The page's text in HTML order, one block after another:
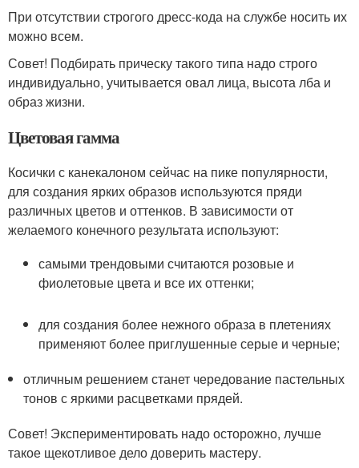
При отсутствии строгого дресс-кода на службе носить их
можно всем.
Совет! Подбирать прическу такого типа надо строго
индивидуально, учитывается овал лица, высота лба и
образ жизни.
Цветовая гамма
Косички с канекалоном сейчас на пике популярности,
для создания ярких образов используются пряди
различных цветов и оттенков. В зависимости от
желаемого конечного результата используют:
самыми трендовыми считаются розовые и
фиолетовые цвета и все их оттенки;
для создания более нежного образа в плетениях
применяют более приглушенные серые и черные;
отличным решением станет чередование пастельных
тонов с яркими расцветками прядей.
Совет! Экспериментировать надо осторожно, лучше
такое щекотливое дело доверить мастеру.